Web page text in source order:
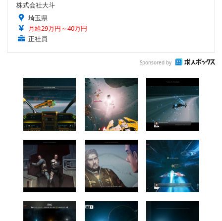
株式会社大斗
埼玉県
月給29万円～40万円
正社員
Sponsored by